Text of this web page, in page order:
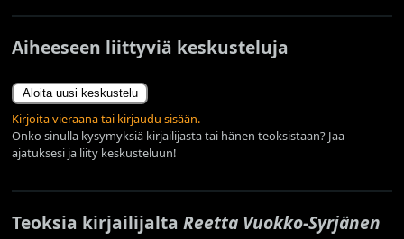
Aiheeseen liittyviä keskusteluja
Aloita uusi keskustelu
Kirjoita vieraana tai kirjaudu sisään.
Onko sinulla kysymyksiä kirjailijasta tai hänen teoksistaan? Jaa
ajatuksesi ja liity keskusteluun!
Teoksia kirjailijaltaReetta Vuokko-Syrjänen